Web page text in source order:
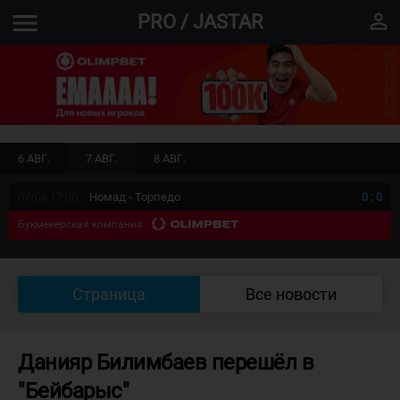
menu PRO / JASTAR perm_identity
6 АВГ. 7 АВГ. 8 АВГ.
Номад - Торпедо 0 : 0
Букмекерская компания
Страница Все новости
Данияр Билимбаев перешёл в
"Бейбарыс"